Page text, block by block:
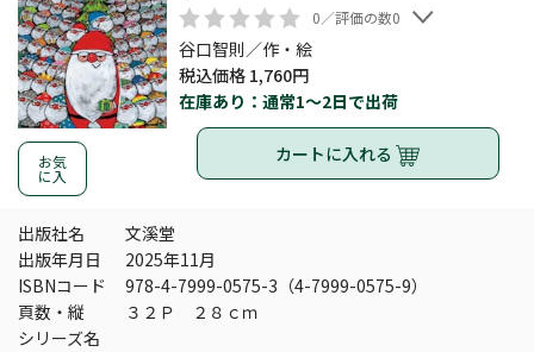
お気
に入
0／評価の数0
谷口智則／作・絵
税込価格 1,760円
在庫あり：通常1～2日で出荷
カートに入れる
出版社名
文溪堂
出版年月日
2025年11月
ISBNコード
978-4-7999-0575-3（4-7999-0575-9）
頁数・縦
３２Ｐ ２８ｃｍ
シリーズ名